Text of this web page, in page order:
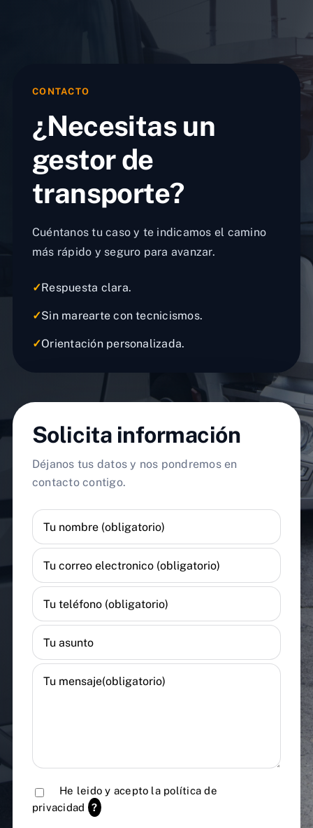
CONTACTO
¿Necesitas un
gestor de
transporte?
Cuéntanos tu caso y te indicamos el camino
más rápido y seguro para avanzar.
✓Respuesta clara.
✓Sin marearte con tecnicismos.
✓Orientación personalizada.
Solicita información
Déjanos tus datos y nos pondremos en
contacto contigo.
He leido y acepto la política de
privacidad
?